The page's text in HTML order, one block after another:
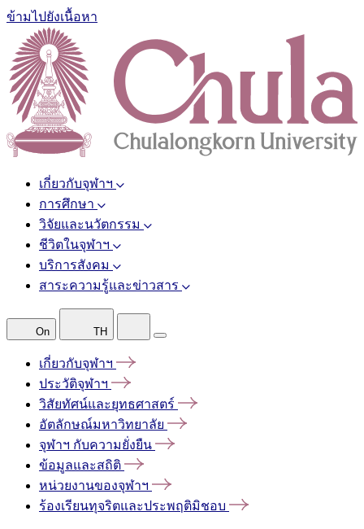
ข้ามไปยังเนื้อหา
เกี่ยวกับจุฬาฯ
การศึกษา
วิจัยและนวัตกรรม
ชีวิตในจุฬาฯ
บริการสังคม
สาระความรู้และข่าวสาร
On TH
เกี่ยวกับจุฬาฯ
ประวัติจุฬาฯ
วิสัยทัศน์และยุทธศาสตร์
อัตลักษณ์มหาวิทยาลัย
จุฬาฯ กับความยั่งยืน
ข้อมูลและสถิติ
หน่วยงานของจุฬาฯ
ร้องเรียนทุจริตและประพฤติมิชอบ